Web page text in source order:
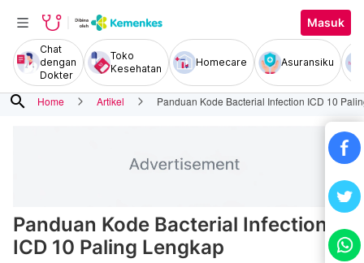
Masuk
Chat
dengan
Dokter
Toko
Kesehatan
Homecare Asuransiku
search Home Artikel Panduan Kode Bacterial Infection ICD 10
Panduan Kode Bacterial Infection
ICD 10 Paling Lengkap